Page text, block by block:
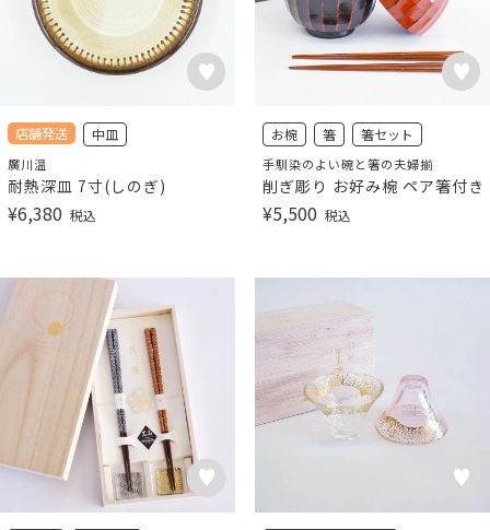
店舗発送 中皿
廣川温
耐熱深皿 7寸(しのぎ)
¥6,380 税込
お椀 箸 箸セット
手馴染のよい碗と箸の夫婦揃
削ぎ彫り お好み椀 ペア箸付き
¥5,500 税込